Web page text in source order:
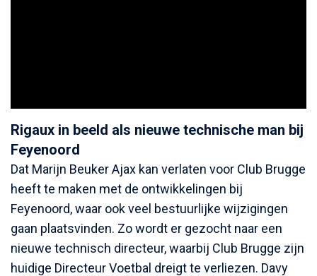
Rigaux in beeld als nieuwe technische man bij
Feyenoord
Dat Marijn Beuker Ajax kan verlaten voor Club Brugge
heeft te maken met de ontwikkelingen bij
Feyenoord, waar ook veel bestuurlijke wijzigingen
gaan plaatsvinden. Zo wordt er gezocht naar een
nieuwe technisch directeur, waarbij Club Brugge zijn
huidige Directeur Voetbal dreigt te verliezen. Davy